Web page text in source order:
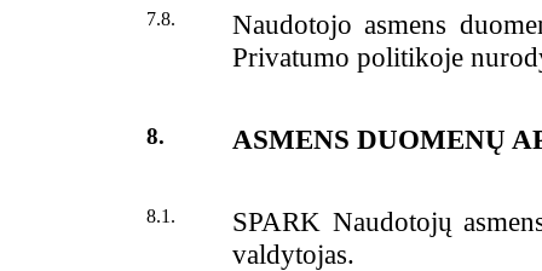
7.8.
Naudotojo asmens
Privatumo politikoje
8. ASMENS DUOMENŲ
8.1.
SPARK Naudotojų
valdytojas.